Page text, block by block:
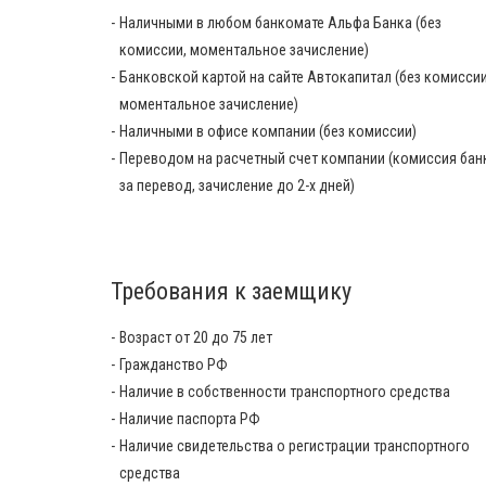
Наличными в любом банкомате Альфа Банка (без
комиссии, моментальное зачисление)
Банковской картой на сайте Автокапитал (без
моментальное зачисление)
Наличными в офисе компании (без комиссии)
Переводом на расчетный счет компании (комиссия
за перевод, зачисление до 2-х дней)
Требования к заемщику
Возраст от 20 до 75 лет
Гражданство РФ
Наличие в собственности транспортного средства
Наличие паспорта РФ
Наличие свидетельства о регистрации транспортного
средства